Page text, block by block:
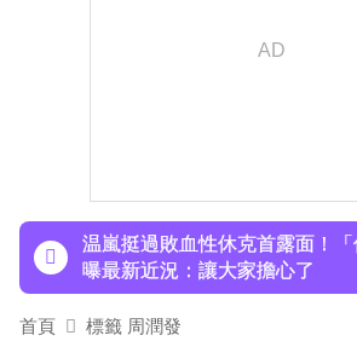
父親節憶亡父淚崩
温嵐挺過敗血性休克首露面！「
曝最新近況：讓大家擔心了
下載東森App，隨時掌握天下大
首頁 標籤 周潤發